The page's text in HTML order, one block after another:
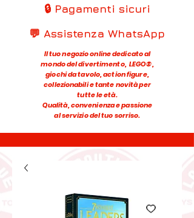
🔒 Pagamenti sicuri
💬 Assistenza WhatsApp
Il tuo negozio online dedicato al
mondo del divertimento, LEGO®,
giochi da tavolo, action figure,
collezionabili e tante novità per
tutte le età.
Qualità, convenienza e passione
al servizio del tuo sorriso.